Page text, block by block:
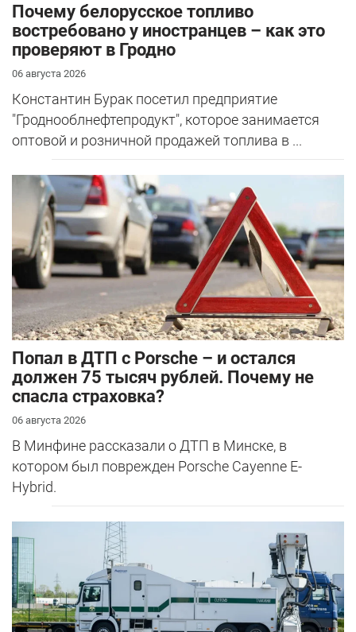
Почему белорусское топливо
востребовано у иностранцев – как это
проверяют в Гродно
06 августа 2026
Константин Бурак посетил предприятие
"Гроднооблнефтепродукт", которое занимается
оптовой и розничной продажей топлива в ...
​Попал в ДТП с Porsche – и остался
должен 75 тысяч рублей. Почему не
спасла страховка?
06 августа 2026
В Минфине рассказали о ДТП в Минске, в
котором был поврежден Porsche Cayenne E-
Hybrid.